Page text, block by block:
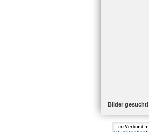
Bilder gesucht!